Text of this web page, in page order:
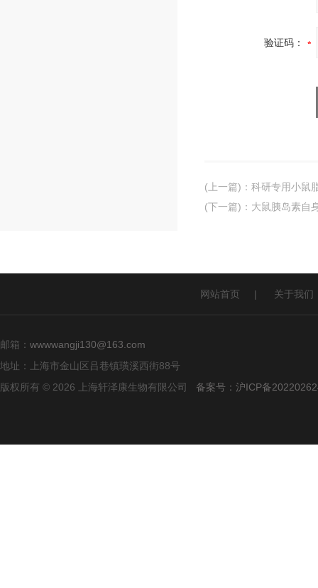
验证码：
(上一篇) ： 科研专用小鼠
(下一篇) ： 大鼠胰岛素自
网站首页 | 关于我们
邮箱： wwwwangji130@163.com
地址：上海市金山区吕巷镇璜溪西街88号
版权所有 © 2026 上海轩泽康生物有限公司 备案号：沪ICP备